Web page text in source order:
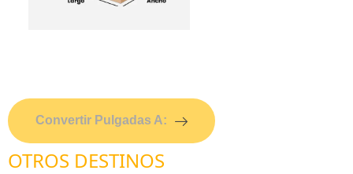
Convertir Pulgadas A:
OTROS DESTINOS